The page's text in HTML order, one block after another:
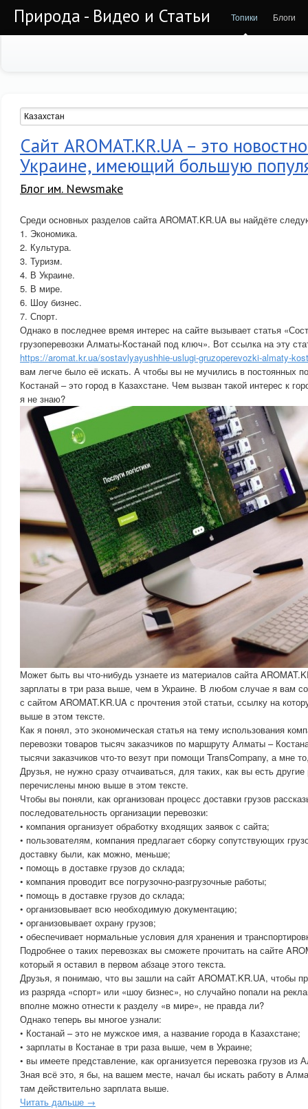
Природа - Видео и Статьи Топики Блоги
Сайт AROMAT.KR.UA – это
Украине, имеющий большую
Блог им. Newsmake
Среди основных разделов сайта AROMAT.KR.UA вы найдёте
1. Экономика.
2. Культура.
3. Туризм.
4. В Украине.
5. В мире.
6. Шоу бизнес.
7. Спорт.
Однако в последнее время интерес на сайте вызывает статья
грузоперевозки Алматы-Костанай под ключ». Вот ссылка на эту
https://aromat.kr.ua/sostavlyayushhie-uslugi-gruzoperevozki-almaty-
вам легче было её искать. А чтобы вы не мучились в постоянных
Костанай – это город в Казахстане. Чем вызван такой интерес к
я не знаю?
Может быть вы что-нибудь узнаете из материалов сайта
зарплаты в три раза выше, чем в Украине. В любом случае я вам
с сайтом AROMAT.KR.UA с прочтения этой статьи, ссылку на
выше в этом тексте.
Как я понял, это экономическая статья на тему использования
перевозки товаров тысяч заказчиков по маршруту Алматы –
тысячи заказчиков что-то везут при помощи TransCompany, а мне
Друзья, не нужно сразу отчаиваться, для таких, как вы есть
перечислены мною выше в этом тексте.
Чтобы вы поняли, как организован процесс доставки грузов
последовательность организации перевозки:
• компания организует обработку входящих заявок с сайта;
• пользователям, компания предлагает сборку сопутствующих
доставку были, как можно, меньше;
• помощь в доставке грузов до склада;
• компания проводит все погрузочно-разгрузочные работы;
• помощь в доставке грузов до склада;
• организовывает всю необходимую документацию;
• организовывает охрану грузов;
• обеспечивает нормальные условия для хранения и
Подробнее о таких перевозках вы сможете прочитать на сайте
который я оставил в первом абзаце этого текста.
Друзья, я понимаю, что вы зашли на сайт AROMAT.KR.UA, чтобы
из разряда «спорт» или «шоу бизнес», но случайно попали на
вполне можно отнести к разделу «в мире», не правда ли?
Однако теперь вы многое узнали:
• Костанай – это не мужское имя, а название города в Казахстане;
• зарплаты в Костанае в три раза выше, чем в Украине;
• вы имеете представление, как организуется перевозка грузов из
Зная всё это, я бы, на вашем месте, начал бы искать работу в
там действительно зарплата выше.
Читать дальше →